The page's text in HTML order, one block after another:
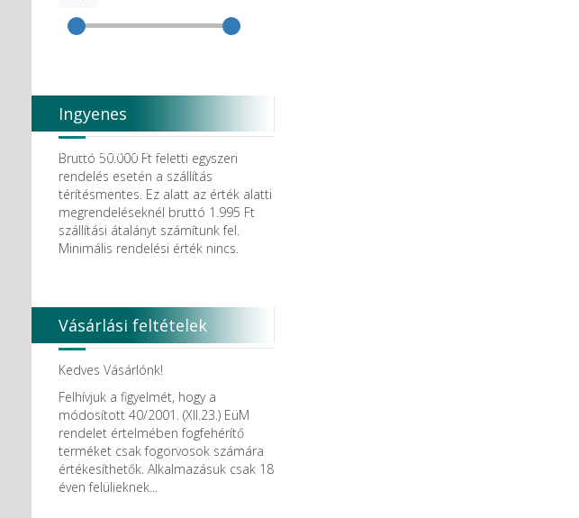
Coxo Medical Instrument Co.
Degradable Sol. AG
Degradable Solutions AG
DELTA RT.
Dendia GmbH
DenMat Holdings, LLC
Dental Film srl.
Dental Pacific
Dentis
Dentsolv AB
Detax
DFS
DIADENT
Diaswiss S.A.
Discus Dental PHILIPS
DISPOTECH S.r.l.
DKL
DMG
DÜRR DENTAL SE
DUX
Ingyenes
házhozszállítás
Bruttó 50.000 Ft feletti egyszeri
rendelés esetén a szállítás
térítésmentes. Ez alatt az érték alatti
megrendeléseknél bruttó 1.995 Ft
szállítási átalányt számítunk fel.
Minimális rendelési érték nincs.
Vásárlási feltételek
Kedves Vásárlónk!
Felhívjuk a figyelmét, hogy a
módosított 40/2001. (XII.23.) EüM
rendelet értelmében fogfehérítő
terméket csak fogorvosok számára
értékesíthetők. Alkalmazásuk csak 18
éven felülieknek...